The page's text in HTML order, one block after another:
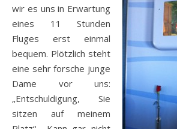
wir es uns in Erwartung
eines 11 Stunden
Fluges erst einmal
bequem. Plötzlich steht
eine sehr forsche junge
Dame vor uns:
„Entschuldigung, Sie
sitzen auf meinem